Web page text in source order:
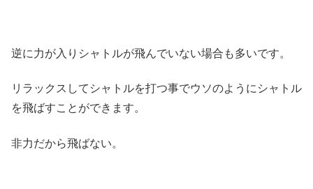
逆に力が入りシャトルが飛んでいない場合も多いです。
リラックスしてシャトルを打つ事でウソのようにシャトル
を飛ばすことができます。
非力だから飛ばない。